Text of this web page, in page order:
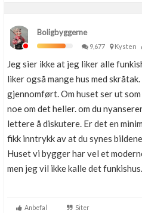
Boligbyggerne
9,677
Kysten
Jeg sier ikke at jeg liker alle
liker også mange hus med
gjennomført. Om huset ser ut
noe om det heller. om du
lettere å diskutere. Er det en
fikk inntrykk av at du synes
Huset vi bygger har vel et
men jeg vil ikke kalle det
Anbefal Siter